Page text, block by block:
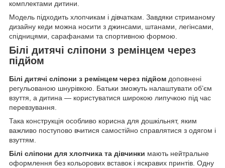
комплектами дитини.
Модель підходить хлопчикам і дівчаткам. Завдяки стриманому
дизайну кеди можна носити з джинсами, штанами, легінсами,
спідницями, сарафанами та спортивною формою.
Білі дитячі сліпони з ремінцем через
підйом
Білі дитячі сліпони з ремінцем через підйом доповнені
регульованою шнурівкою. Батьки зможуть налаштувати об’єм
взуття, а дитина — користуватися широкою липучкою під час
перевзування.
Така конструкція особливо корисна для дошкільнят, яким
важливо поступово вчитися самостійно справлятися з одягом і
взуттям.
Білі сліпони для хлопчика та дівчинки мають нейтральне
оформлення без кольорових вставок і яскравих принтів. Одну